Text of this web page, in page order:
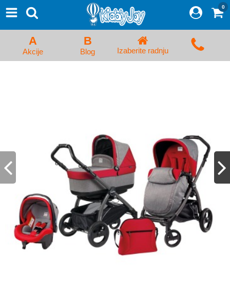
Proizvodi
Početna Prijava/Registracija
Kolica za bebe i dečija kolica
Hranilice, flašice i cucle
Monitori, Ogradice i tricikli
Posteljine, vrećice i baldahini
Odeća i obuća
0
A
Akcije
B
Blog Izaberite radnju